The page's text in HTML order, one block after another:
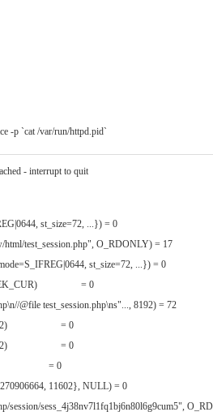
-p `cat /var/run/httpd.pid`
- interrupt to quit
st_size=72, ...}) = 0
html/test_session.php", O_RDONLY) = 17
st_size=72, ...}) = 0
= 0
@file test_session.php\ns"..., 8192) = 72
= 0
= 0
= 0
11602}, NULL) = 0
session/sess_4j38nv7l1fq1bj6n80l6g9cum5",